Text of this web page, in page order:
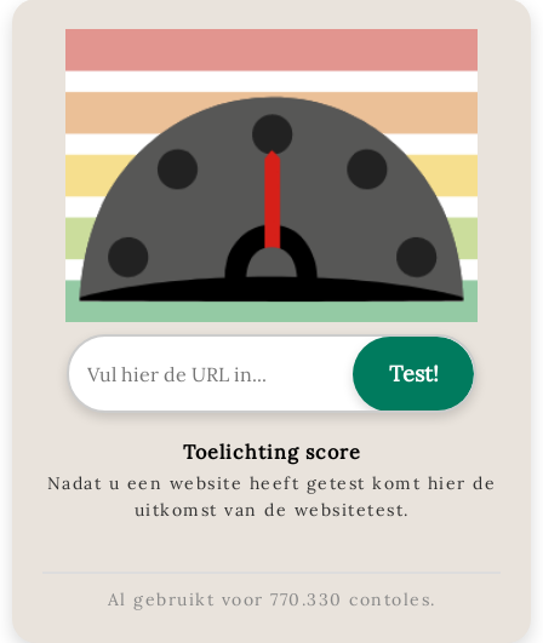
Toelichting score
Nadat u een website heeft getest komt hier de
uitkomst van de websitetest.
Al gebruikt voor 770.330 contoles.